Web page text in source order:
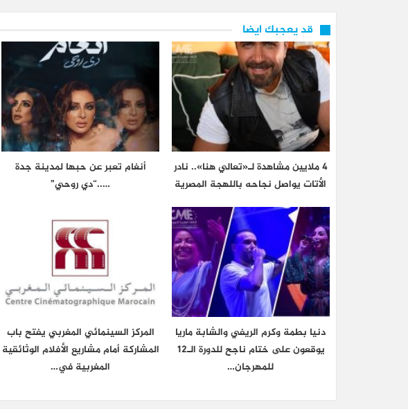
قد يعجبك ايضا
4 ملايين مشاهدة لـ«تعالي هنا».. نادر
الأتات يواصل نجاحه باللهجة المصرية
أنغام تعبر عن حبها لمدينة جدة
…..“دي روحي”
دنيا بطمة وكرم الريفي والشابة ماريا
يوقعون على ختام ناجح للدورة الـ12
للمهرجان…
المركز السينمائي المغربي يفتح باب
المشاركة أمام مشاريع الأفلام الوثائقية
المغربية في…